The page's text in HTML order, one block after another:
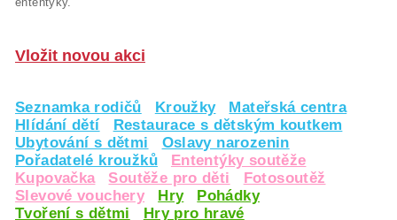
Vložit novou akci
Seznamka rodičů Kroužky
Mateřská centra
Hlídání dětí
Restaurace s dětským koutkem
Ubytování s dětmi
Oslavy narozenin
Pořadatelé kroužků
Ententýky soutěže
Kupovačka
Soutěže pro děti
Fotosoutěž
Slevové vouchery
Hry
Pohádky
Tvoření s dětmi
Hry pro hravé